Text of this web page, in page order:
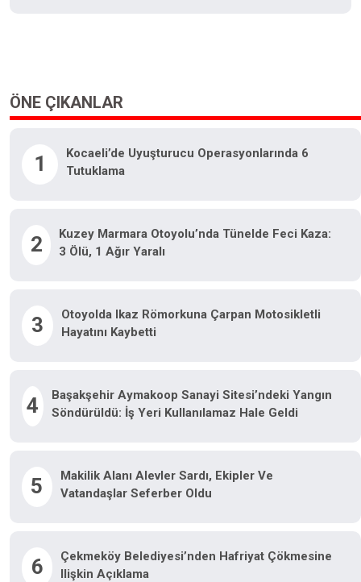
ÖNE ÇIKANLAR
1
Kocaeli’de Uyuşturucu Operasyonlarında 6
Tutuklama
2
Kuzey Marmara Otoyolu’nda Tünelde Feci Kaza:
3 Ölü, 1 Ağır Yaralı
3
Otoyolda Ikaz Römorkuna Çarpan Motosikletli
Hayatını Kaybetti
4
Başakşehir Aymakoop Sanayi Sitesi’ndeki Yangın
Söndürüldü: İş Yeri Kullanılamaz Hale Geldi
5
Makilik Alanı Alevler Sardı, Ekipler Ve
Vatandaşlar Seferber Oldu
6
Çekmeköy Belediyesi’nden Hafriyat Çökmesine
Ilişkin Açıklama